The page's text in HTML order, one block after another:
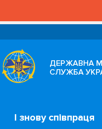
ДЕРЖАВНА
СЛУЖБА
І знову співпраця